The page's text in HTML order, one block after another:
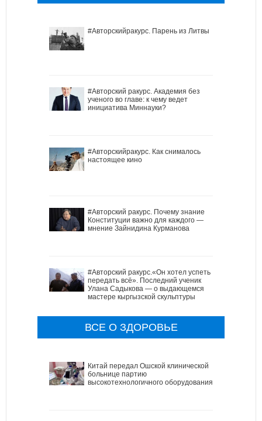
#Авторскийракурс. Парень из Литвы
#Авторский ракурс. Академия без
ученого во главе: к чему ведет
инициатива Миннауки?
#Авторскийракурс. Как снималось
настоящее кино
#Авторский ракурс. Почему знание
Конституции важно для каждого —
мнение Зайнидина Курманова
#Авторский ракурс.«Он хотел успеть
передать всё». Последний ученик
Улана Садыкова — о выдающемся
мастере кыргызской скульптуры
ВСЕ О ЗДОРОВЬЕ
Китай передал Ошской клинической
больнице партию
высокотехнологичного оборудования